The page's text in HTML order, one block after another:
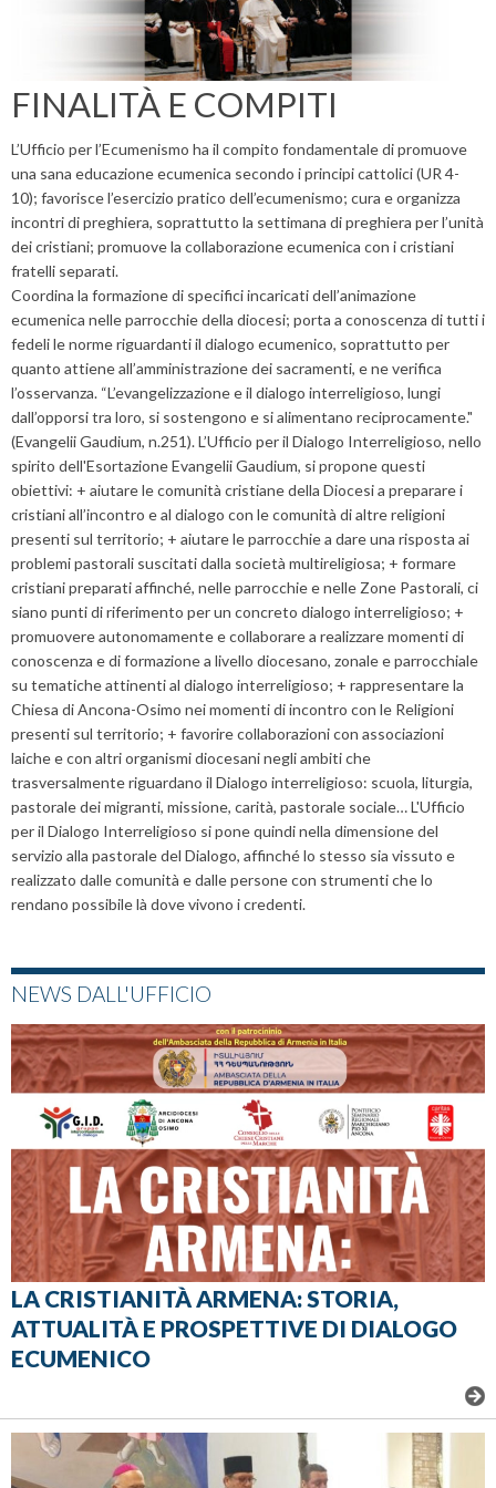
FINALITÀ E COMPITI
L’Ufficio per l’Ecumenismo ha il compito fondamentale di promuove
una sana educazione ecumenica secondo i principi cattolici (UR 4-
10); favorisce l’esercizio pratico dell’ecumenismo; cura e organizza
incontri di preghiera, soprattutto la settimana di preghiera per l’unità
dei cristiani; promuove la collaborazione ecumenica con i cristiani
fratelli separati.
Coordina la formazione di specifici incaricati dell’animazione
ecumenica nelle parrocchie della diocesi; porta a conoscenza di tutti i
fedeli le norme riguardanti il dialogo ecumenico, soprattutto per
quanto attiene all’amministrazione dei sacramenti, e ne verifica
l’osservanza. “L’evangelizzazione e il dialogo interreligioso, lungi
dall’opporsi tra loro, si sostengono e si alimentano reciprocamente."
(Evangelii Gaudium, n.251). L’Ufficio per il Dialogo Interreligioso, nello
spirito dell'Esortazione Evangelii Gaudium, si propone questi
obiettivi: + aiutare le comunità cristiane della Diocesi a preparare i
cristiani all’incontro e al dialogo con le comunità di altre religioni
presenti sul territorio; + aiutare le parrocchie a dare una risposta ai
problemi pastorali suscitati dalla società multireligiosa; + formare
cristiani preparati affinché, nelle parrocchie e nelle Zone Pastorali, ci
siano punti di riferimento per un concreto dialogo interreligioso; +
promuovere autonomamente e collaborare a realizzare momenti di
conoscenza e di formazione a livello diocesano, zonale e parrocchiale
su tematiche attinenti al dialogo interreligioso; + rappresentare la
Chiesa di Ancona-Osimo nei momenti di incontro con le Religioni
presenti sul territorio; + favorire collaborazioni con associazioni
laiche e con altri organismi diocesani negli ambiti che
trasversalmente riguardano il Dialogo interreligioso: scuola, liturgia,
pastorale dei migranti, missione, carità, pastorale sociale… L'Ufficio
per il Dialogo Interreligioso si pone quindi nella dimensione del
servizio alla pastorale del Dialogo, affinché lo stesso sia vissuto e
realizzato dalle comunità e dalle persone con strumenti che lo
rendano possibile là dove vivono i credenti.
NEWS DALL'UFFICIO
LA CRISTIANITÀ ARMENA: STORIA,
ATTUALITÀ E PROSPETTIVE DI DIALOGO
ECUMENICO